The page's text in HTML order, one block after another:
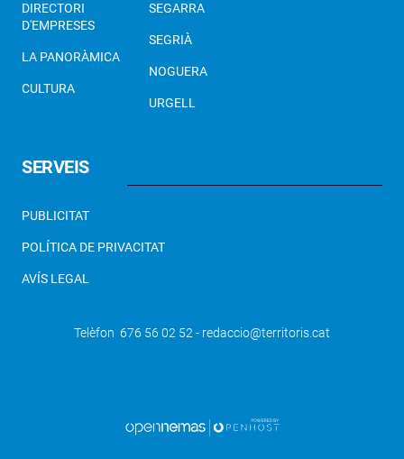
DIRECTORI
D'EMPRESES
LA PANORÀMICA
CULTURA
SEGARRA
SEGRIÀ
NOGUERA
URGELL
SERVEIS
PUBLICITAT
POLÍTICA DE PRIVACITAT
AVÍS LEGAL
Telèfon 676 56 02 52 - redaccio@territoris.cat